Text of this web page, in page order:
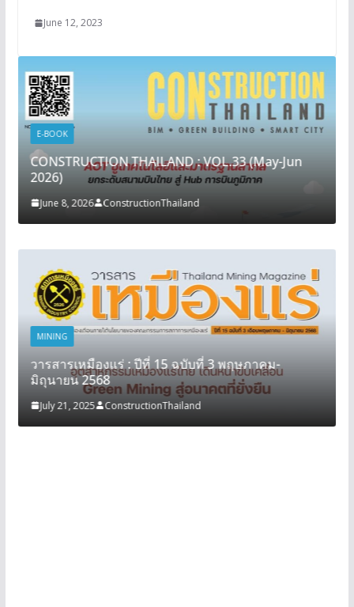
June 12, 2023
E-BOOK
CONSTRUCTION THAILAND : VOL.33 (May-Jun
2026)
June 8, 2026 ConstructionThailand
MINING
วารสารเหมืองแร่ : ปีที่ 15 ฉบับที่ 3 พฤษภาคม-
มิถุนายน 2568
July 21, 2025 ConstructionThailand